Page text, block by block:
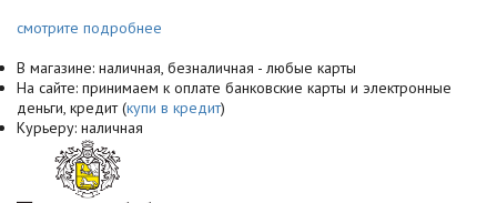
смотрите подробнее
В магазине: наличная, безналичная - любые карты
На сайте: принимаем к оплате банковские карты и электронные
деньги, кредит (купи в кредит)
Курьеру: наличная